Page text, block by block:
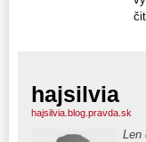
hajsilvia
hajsilvia.blog.pravda.sk
Len